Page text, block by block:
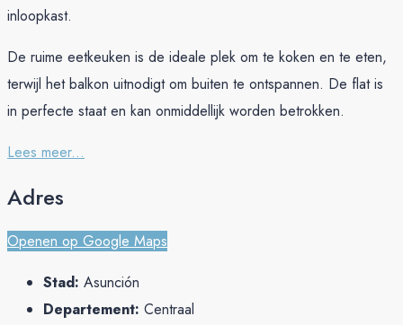
inloopkast.
De ruime eetkeuken is de ideale plek om te koken en te eten,
terwijl het balkon uitnodigt om buiten te ontspannen. De flat is
in perfecte staat en kan onmiddellijk worden betrokken.
Lees meer...
Adres
Openen op Google Maps
Stad: Asunción
Departement: Centraal